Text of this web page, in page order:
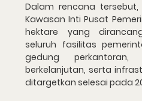
Dalam rencana
Kawasan Inti Pusat
hektare yang
seluruh fasilitas
gedung
berkelanjutan, serta
ditargetkan selesai pada